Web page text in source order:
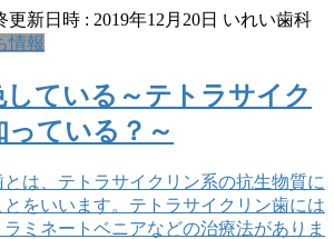
更新日時 : 2019年12月20日 いれい歯科
情報
ている～テトラサイク
っている？～
は、テトラサイクリン系の抗生物質に
をいいます。テトラサイクリン歯には
ミネートベニアなどの治療法がありま